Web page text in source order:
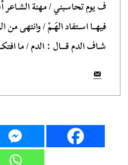
ف يوم تحاسبني / مهنة
فيهــا اسـتفاد الهَـمْ / وانتهى
شـاف الدم قـــال : الدم / ما